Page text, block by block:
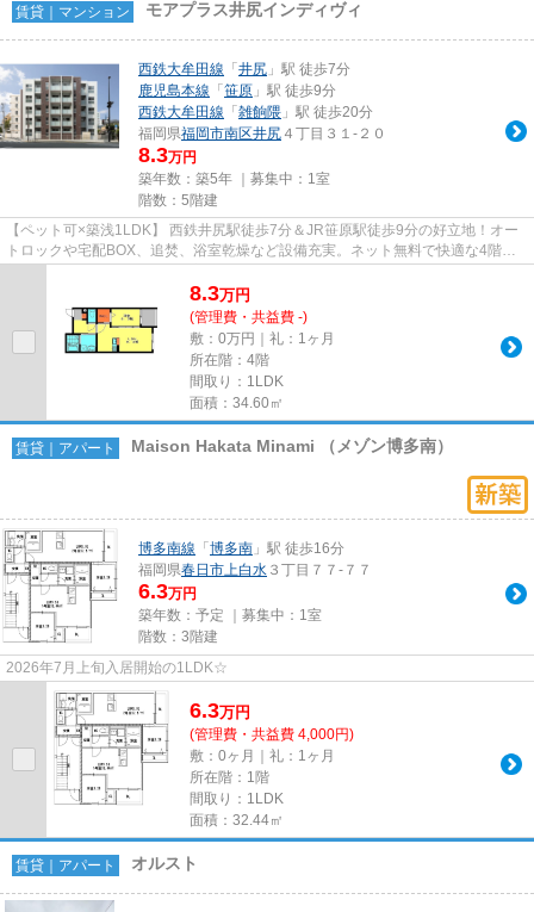
賃貸｜マンション モアプラス井尻インディヴィ
西鉄大牟田線 「 井尻 」駅 徒歩7分
鹿児島本線 「 笹原 」駅 徒歩9分
西鉄大牟田線 「 雑餉隈 」駅 徒歩20分
福岡県福岡市南区井尻 ４丁目３１-２０
8.3万円
築年数：築5年 ｜募集中： 1室
階数：5階建
【ペット可×築浅1LDK】 西鉄井尻駅徒歩7分＆JR笹原駅徒歩9分の好立地！オー
トロックや宅配BOX、追焚、浴室乾燥など設備充実。ネット無料で快適な4階角
8.3万円
(管理費・共益費 -)
敷：0万円｜礼：1ヶ月
所在階：4階
間取り：1LDK
面積：34.60㎡
賃貸｜アパート Maison Hakata Minami （メゾン博多南）
博多南線 「 博多南 」駅 徒歩16分
福岡県春日市上白水 ３丁目７７-７７
6.3万円
築年数：予定 ｜募集中： 1室
階数：3階建
2026年7月上旬入居開始の1LDK☆
6.3万円
(管理費・共益費 4,000円)
敷：0ヶ月｜礼：1ヶ月
所在階：1階
間取り：1LDK
面積：32.44㎡
賃貸｜アパート オルスト